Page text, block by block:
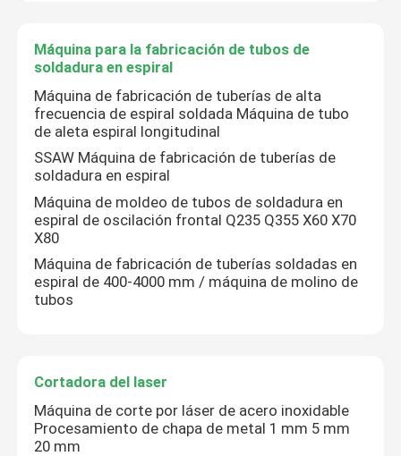
Máquina para la fabricación de tubos de
soldadura en espiral
Máquina de fabricación de tuberías de alta
frecuencia de espiral soldada Máquina de tubo
de aleta espiral longitudinal
SSAW Máquina de fabricación de tuberías de
soldadura en espiral
Máquina de moldeo de tubos de soldadura en
espiral de oscilación frontal Q235 Q355 X60 X70
X80
Máquina de fabricación de tuberías soldadas en
espiral de 400-4000 mm / máquina de molino de
tubos
Cortadora del laser
Máquina de corte por láser de acero inoxidable
Procesamiento de chapa de metal 1 mm 5 mm
20 mm